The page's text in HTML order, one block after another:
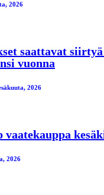
2026
saattavat
vuonna
2026
vaatekauppa
2026